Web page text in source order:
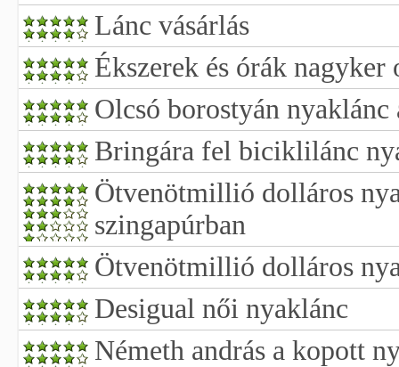
Lánc vásárlás
Ékszerek és órák
Olcsó borostyán nyaklánc
Bringára fel biciklilánc
Ötvenötmillió dolláros
szingapúrban
Ötvenötmillió dolláros
Desigual női nyaklánc
Németh andrás a kopott